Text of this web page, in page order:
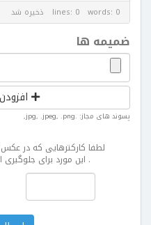
lines: 0 words: 0 ذخیره شد
ضمیمه ها
پسوند های مجاز: .jpg, .jpeg, .png,
لطفا کارکترهایی که در عکس
. این مورد برای